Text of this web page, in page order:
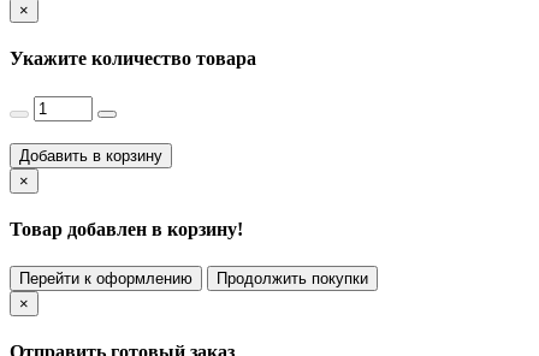
×
Укажите количество товара
Добавить в корзину
×
Товар добавлен в корзину!
Перейти к оформлению
Продолжить покупки
×